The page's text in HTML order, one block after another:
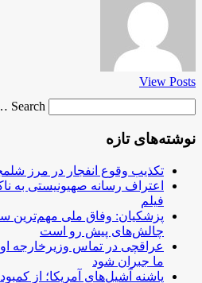
View Posts
Search …
نوشته‌های تازه
تکذیب وقوع انفجار در مرز
اعتراف رسانه صهیونیستی به
فیلم
پزشکیان: وفاق ملی مهم‌ترین
چالش‌های پیش رو است
عراقچی در تماس وزیرخارجه
ما جبران شود
پاشنه آشیل‌های آمریکا؛ از